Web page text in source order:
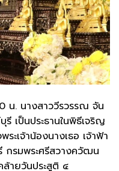
น. นางสาววีรวรรณ จัน
เป็นประธานในพิธีเจริญ
ะเจ้าน้องนางเธอ เจ้าฟ้า
รมพระศรีสวางควัฒน
ล้ายวันประสูติ ๔